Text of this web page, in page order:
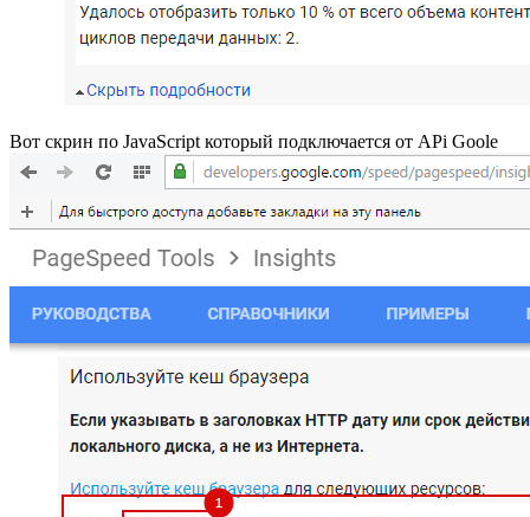
Вот скрин по JavaScript который подключается от APi Goole